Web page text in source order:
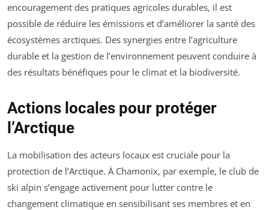
encouragement des pratiques agricoles durables, il est
possible de réduire les émissions et d’améliorer la santé des
écosystèmes arctiques. Des synergies entre l’agriculture
durable et la gestion de l’environnement peuvent conduire à
des résultats bénéfiques pour le climat et la biodiversité.
Actions locales pour protéger
l’Arctique
La mobilisation des acteurs locaux est cruciale pour la
protection de l’Arctique. À Chamonix, par exemple, le club de
ski alpin s’engage activement pour lutter contre le
changement climatique en sensibilisant ses membres et en